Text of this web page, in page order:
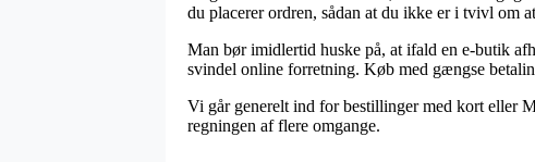
du placerer ordren, sådan at du ikke er i tvivl om
Man bør imidlertid huske på, at ifald en e-butik
svindel online forretning. Køb med gængse
Vi går generelt ind for bestillinger med kort eller
regningen af flere omgange.